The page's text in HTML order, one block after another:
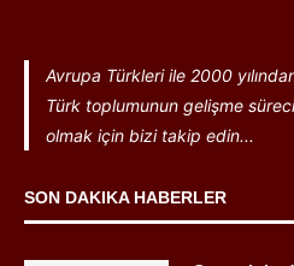
Avrupa Türkleri ile 2000
Türk toplumunun gelişme
olmak için bizi takip edin...
SON DAKIKA HABERLER